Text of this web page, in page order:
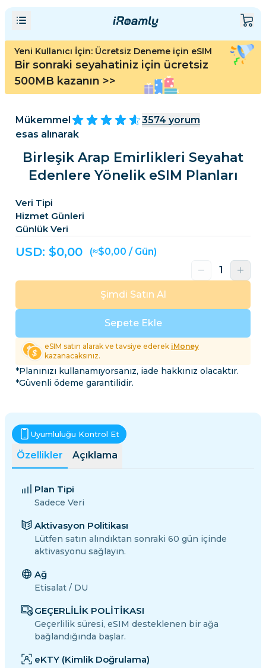
Yeni Kullanıcı İçin: Ücretsiz Deneme için eSIM
Bir sonraki seyahatiniz için ücretsiz
500MB kazanın >>
Mükemmel 3574 yorum
esas alınarak
Birleşik Arap Emirlikleri Seyahat
Edenlere Yönelik eSIM Planları
Veri Tipi
Hizmet Günleri
Günlük Veri
USD: $0,00 (≈$0,00 / Gün)
Sepete Ekle
Şimdi Satın Al
eSIM satın alarak ve tavsiye ederek iMoney
kazanacaksınız.
*Planınızı kullanamıyorsanız, iade hakkınız olacaktır.
*Güvenli ödeme garantilidir.
Özellikler Açıklama
Uyumluluğu Kontrol Et
Plan Tipi
Sadece Veri
Aktivasyon Politikası
Lütfen satın alındıktan sonraki 60 gün içinde
aktivasyonu sağlayın.
Ağ
Etisalat / DU
GEÇERLİLİK POLİTİKASI
Geçerlilik süresi, eSIM desteklenen bir ağa
bağlandığında başlar.
eKTY (Kimlik Doğrulama)